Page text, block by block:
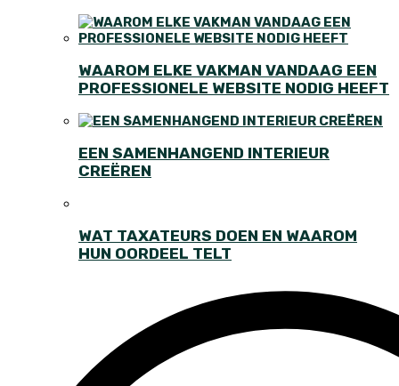
WAAROM ELKE VAKMAN VANDAAG EEN
PROFESSIONELE WEBSITE NODIG HEEFT
EEN SAMENHANGEND INTERIEUR
CREËREN
WAT TAXATEURS DOEN EN WAAROM
HUN OORDEEL TELT